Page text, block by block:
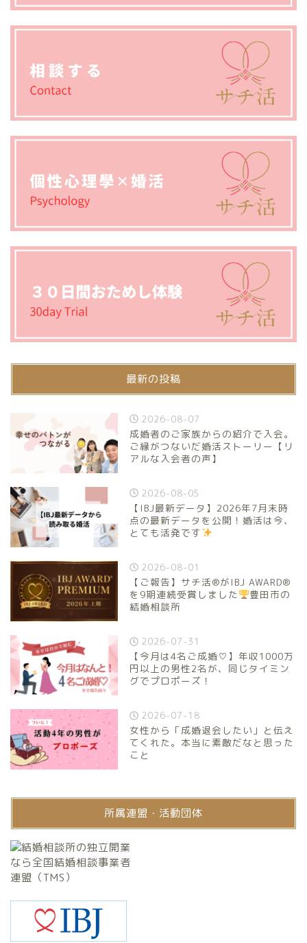
最新の投稿
2026-08-07
成婚者のご家族からの紹介で入会。
ご縁がつないだ婚活ストーリー【リ
アルな入会者の声】
2026-08-05
【IBJ最新データ】2026年7月末時
点の最新データを公開！婚活は今、
とても活発です
2026-08-01
【ご報告】サチ活®がIBJ AWARD®
を9期連続受賞しました
豊田市の
結婚相談所
2026-07-31
【今月は4名ご成婚♡】年収1000万
円以上の男性2名が、同じタイミン
グでプロポーズ！
2026-07-18
女性から「成婚退会したい」と伝え
てくれた。本当に素敵だなと思った
こと
所属連盟・活動団体